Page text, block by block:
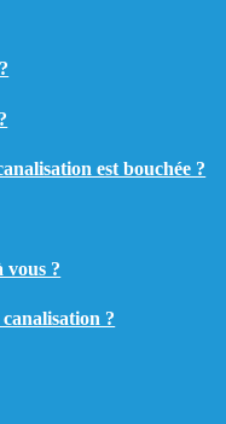
est bouchée ?
vous ?
?